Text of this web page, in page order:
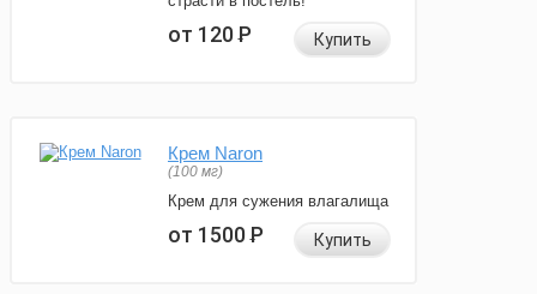
от 120Р Купить
Крем Naron
(100 мг)
Крем для сужения влагалища
от 1500Р Купить